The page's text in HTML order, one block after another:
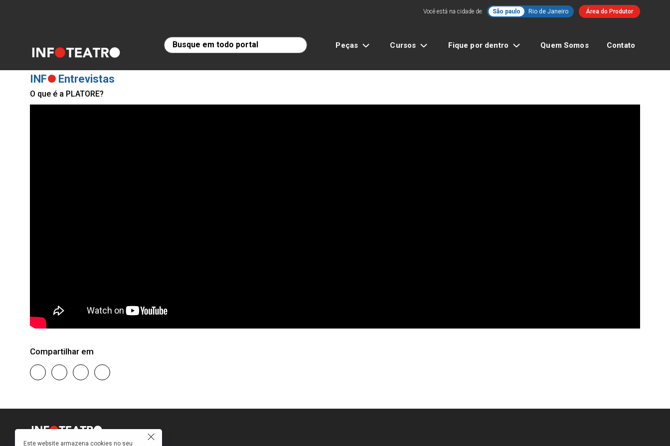
Você está na cidade de: São paulo Rio de Janeiro Área do Produtor
Peças Cursos Fique por dentro Quem Somos Contato
INF Entrevistas
O que é a PLATORE?
Compartilhar em
Este website armazena cookies no seu